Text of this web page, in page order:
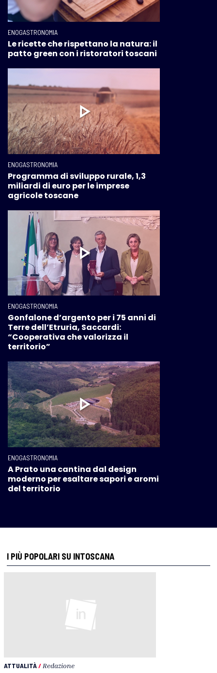
ENOGASTRONOMIA
Le ricette che rispettano la natura: il
patto green con i ristoratori toscani
ENOGASTRONOMIA
Programma di sviluppo rurale, 1,3
miliardi di euro per le imprese
agricole toscane
ENOGASTRONOMIA
Gonfalone d’argento per i 75 anni di
Terre dell’Etruria, Saccardi:
“Cooperativa che valorizza il
territorio”
ENOGASTRONOMIA
A Prato una cantina dal design
moderno per esaltare sapori e aromi
del territorio
I PIÙ POPOLARI SU INTOSCANA
ATTUALITÀ/ Redazione